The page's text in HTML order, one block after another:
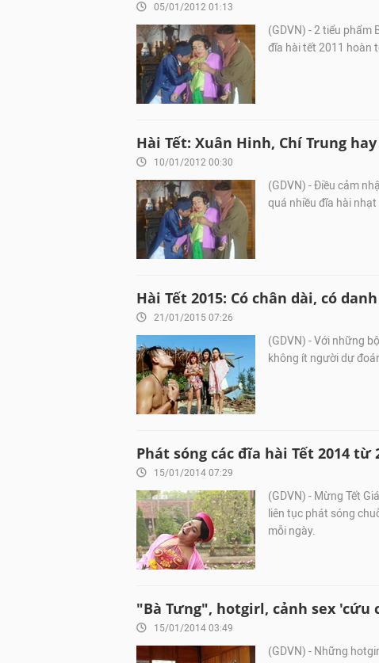
05/01/2012 01:13
(GDVN) - 2 tiểu phẩm
đĩa hài tết 2011 hoàn
Hài Tết: Xuân Hinh, Chí Trung
10/01/2012 00:30
(GDVN) - Điều cảm
quá nhiều đĩa hài
Hài Tết 2015: Có chân dài, có
21/01/2015 07:26
(GDVN) - Với những
không ít người dự
Phát sóng các đĩa hài Tết 2014 từ
15/01/2014 07:29
(GDVN) - Mừng Tết
liên tục phát sóng
mỗi ngày.
"Bà Tưng", hotgirl, cảnh sex 'cứu
15/01/2014 03:49
(GDVN) - Những